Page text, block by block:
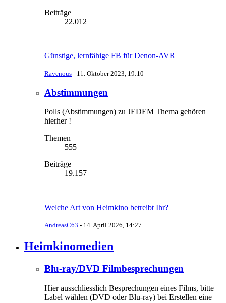
Beiträge
22.012
Günstige, lernfähige FB für Denon-AVR
Ravenous - 11. Oktober 2023, 19:10
Abstimmungen
Polls (Abstimmungen) zu JEDEM Thema gehören
hierher !
Themen
555
Beiträge
19.157
Welche Art von Heimkino betreibt Ihr?
AndreasC63 - 14. April 2026, 14:27
Heimkinomedien
Blu-ray/DVD Filmbesprechungen
Hier ausschliesslich Besprechungen eines Films, bitte
Label wählen (DVD oder Blu-ray) bei Erstellen eine